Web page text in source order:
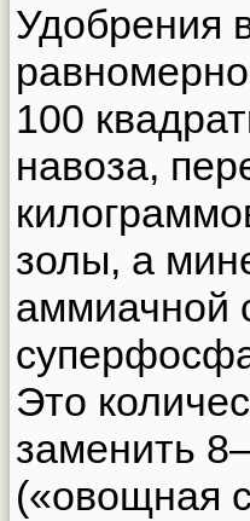
Удобрения
100
навоза,
золы, а
аммиачной
Это
заменить
(«овощная